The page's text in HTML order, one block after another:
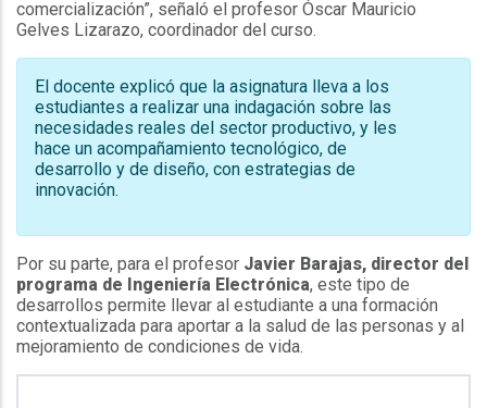
comercialización”, señaló el profesor Óscar Mauricio
Gelves Lizarazo, coordinador del curso.
El docente explicó que la asignatura lleva a los
estudiantes a realizar una indagación sobre las
necesidades reales del sector productivo, y les
hace un acompañamiento tecnológico, de
desarrollo y de diseño, con estrategias de
innovación.
Por su parte, para el profesor Javier Barajas, director del
programa de Ingeniería Electrónica, este tipo de
desarrollos permite llevar al estudiante a una formación
contextualizada para aportar a la salud de las personas y al
mejoramiento de condiciones de vida.